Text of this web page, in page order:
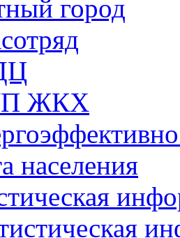
город
ЖКХ
населения